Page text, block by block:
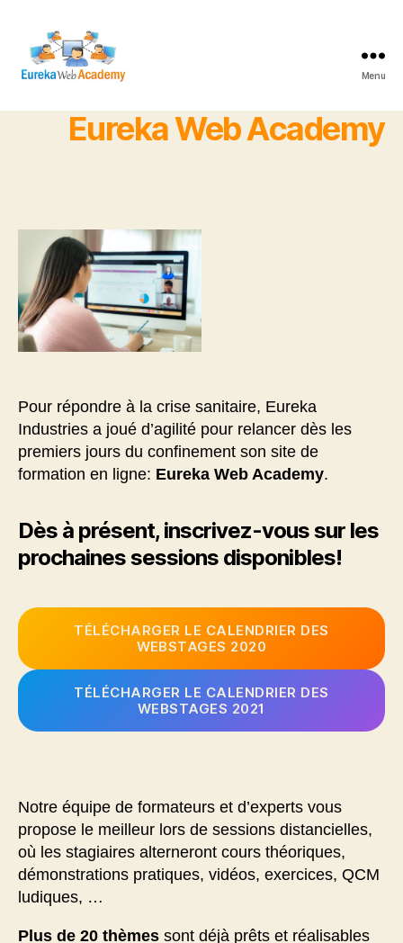
Web
Academy
Menu
Eureka Web Academy
Pour répondre à la crise sanitaire, Eureka
Industries a joué d’agilité pour relancer dès les
premiers jours du confinement son site de
formation en ligne: Eureka Web Academy.
Dès à présent, inscrivez-vous sur les
prochaines sessions disponibles!
TÉLÉCHARGER LE CALENDRIER DES
WEBSTAGES 2020
TÉLÉCHARGER LE CALENDRIER DES
WEBSTAGES 2021
Notre équipe de formateurs et d’experts vous
propose le meilleur lors de sessions distancielles,
où les stagiaires alterneront cours théoriques,
démonstrations pratiques, vidéos, exercices, QCM
ludiques, …
Plus de 20 thèmes sont déjà prêts et réalisables